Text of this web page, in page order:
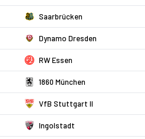
Saarbrücken
Dynamo Dresden
RW Essen
1860 München
VfB Stuttgart II
Ingolstadt